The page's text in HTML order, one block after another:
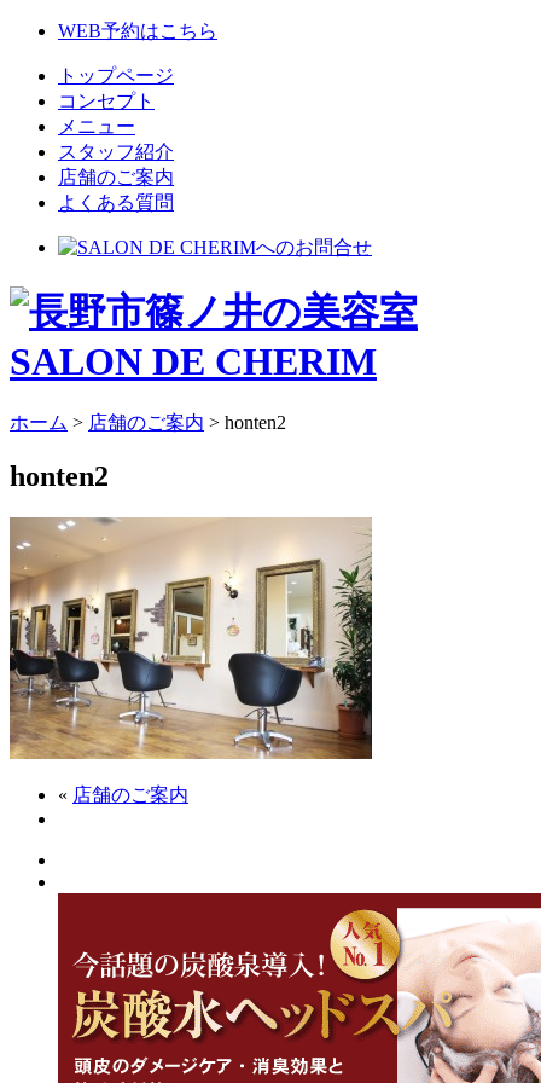
WEB予約はこちら
トップページ
コンセプト
メニュー
スタッフ紹介
店舗のご案内
よくある質問
ホーム > 店舗のご案内 > honten2
honten2
« 店舗のご案内